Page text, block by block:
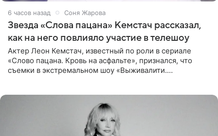
6 часов назад Соня Жарова
Звезда «Слова пацана» Кемстач рассказал,
как на него повлияло участие в телешоу
Актер Леон Кемстач, известный по роли в сериале
«Слово пацана. Кровь на асфальте», признался, что
съемки в экстремальном шоу «Выживалити.